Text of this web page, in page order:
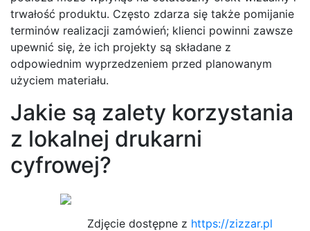
trwałość produktu. Często zdarza się także pomijanie
terminów realizacji zamówień; klienci powinni zawsze
upewnić się, że ich projekty są składane z
odpowiednim wyprzedzeniem przed planowanym
użyciem materiału.
Jakie są zalety korzystania
z lokalnej drukarni
cyfrowej?
Zdjęcie dostępne z https://zizzar.pl